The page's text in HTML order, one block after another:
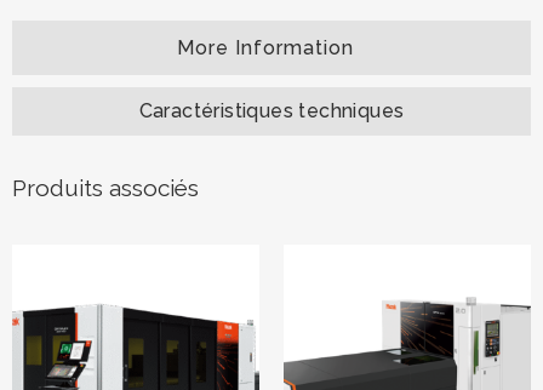
Caractéristiques techniques
Produits associés